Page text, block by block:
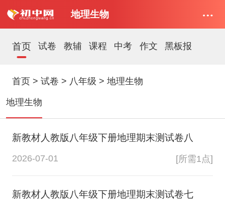
地理生物
首页 试卷 教辅 课程 中考 作文 黑板报
首页 > 试卷 > 八年级 > 地理生物
地理生物
新教材人教版八年级下册地理期末测试卷八
2026-07-01 [所需1点]
新教材人教版八年级下册地理期末测试卷七